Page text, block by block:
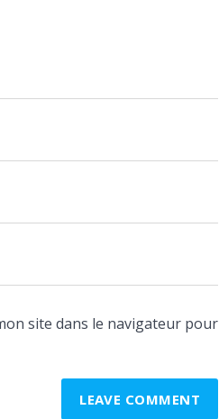
site dans le navigateur pour